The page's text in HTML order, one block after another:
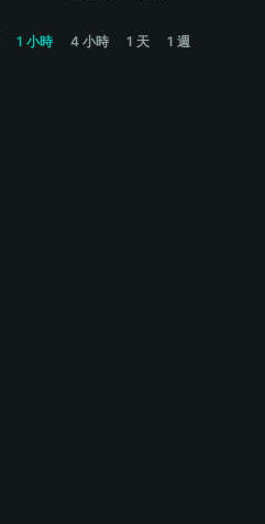
1 小時 4 小時 1 天 1 週